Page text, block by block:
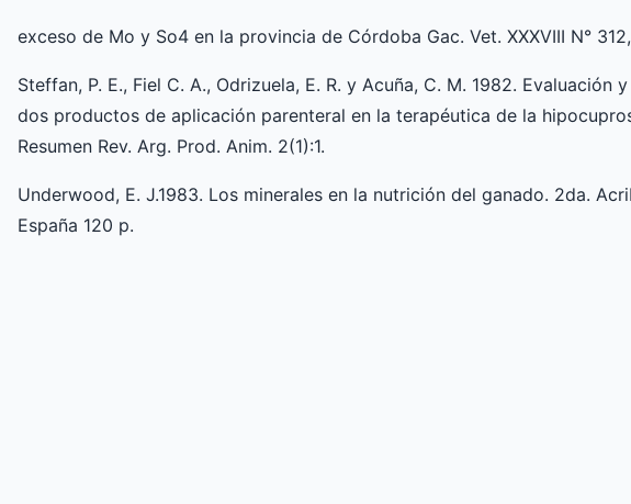
exceso de Mo y So4 en la provincia de Córdoba Gac. Vet. XXXVIII N°
Steffan, P. E., Fiel C. A., Odrizuela, E. R. y Acuña, C. M. 1982. Evaluación
dos productos de aplicación parenteral en la terapéutica de la
Resumen Rev. Arg. Prod. Anim. 2(1):1.
Underwood, E. J.1983. Los minerales en la nutrición del ganado. 2da.
España 120 p.